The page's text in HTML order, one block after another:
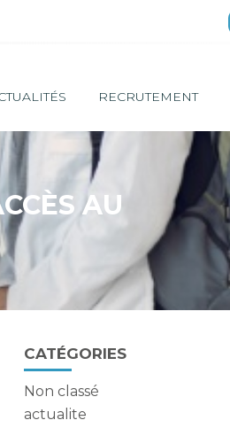
RECRUTEMENT
AU
Blog
sidebar
CATÉGORIES
Non classé
actualite